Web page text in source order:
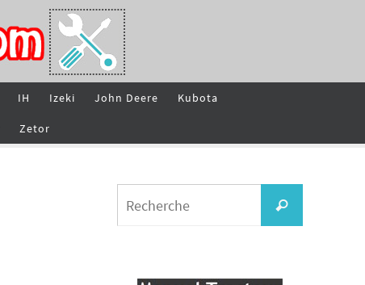
IH Izeki John Deere Kubota
Zetor
Recherche